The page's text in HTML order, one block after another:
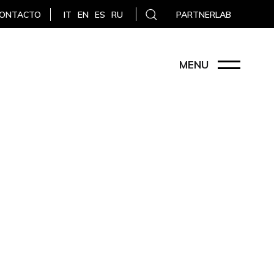
IT EN ES RU PARTNERLAB
MENU